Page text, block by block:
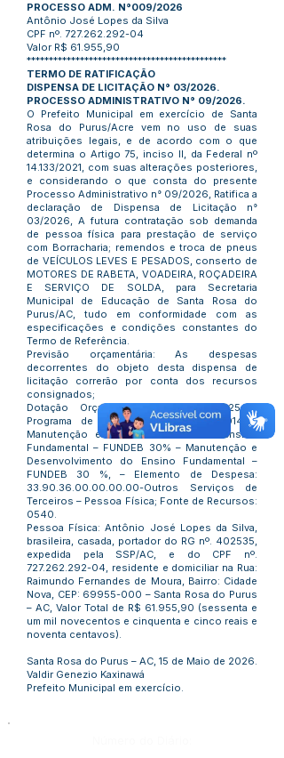
PROCESSO ADM. N°009/2026
Antônio José Lopes da Silva
CPF nº. 727.262.292-04
Valor R$ 61.955,90
*********************************************
TERMO DE RATIFICAÇÃO
DISPENSA DE LICITAÇÃO N° 03/2026.
PROCESSO ADMINISTRATIVO N° 09/2026.
O Prefeito Municipal em exercício de Santa
Rosa do Purus/Acre vem no uso de suas
atribuições legais, e de acordo com o que
determina o Artigo 75, inciso II, da Federal nº
14.133/2021, com suas alterações posteriores,
e considerando o que consta do presente
Processo Administrativo n° 09/2026, Ratifica a
declaração de Dispensa de Licitação n°
03/2026, A futura contratação sob demanda
de pessoa física para prestação de serviço
com Borracharia; remendos e troca de pneus
de VEÍCULOS LEVES E PESADOS, conserto de
MOTORES DE RABETA, VOADEIRA, ROÇADEIRA
E SERVIÇO DE SOLDA, para Secretaria
Municipal de Educação de Santa Rosa do
Purus/AC, tudo em conformidade com as
especificações e condições constantes do
Termo de Referência.
Previsão orçamentária: As despesas
decorrentes do objeto desta dispensa de
licitação correrão por conta dos recursos
consignados;
Dotação Orçamentária: Exercício 2025 –
Programa de Trabalho: 12.361.0020.2.014 –
Manutenção e Desenvolvimento do Ensino
Fundamental – FUNDEB 30% – Manutenção e
Desenvolvimento do Ensino Fundamental –
FUNDEB 30 %, – Elemento de Despesa:
33.90.36.00.00.00.00-Outros Serviços de
Terceiros – Pessoa Física; Fonte de Recursos:
0540.
Pessoa Física: Antônio José Lopes da Silva,
brasileira, casada, portador do RG nº. 402535,
expedida pela SSP/AC, e do CPF nº.
727.262.292-04, residente e domiciliar na Rua:
Raimundo Fernandes de Moura, Bairro: Cidade
Nova, CEP: 69955-000 – Santa Rosa do Purus
– AC, Valor Total de R$ 61.955,90 (sessenta e
um mil novecentos e cinquenta e cinco reais e
noventa centavos).
Santa Rosa do Purus – AC, 15 de Maio de 2026.
Valdir Genezio Kaxinawá
Prefeito Municipal em exercício.